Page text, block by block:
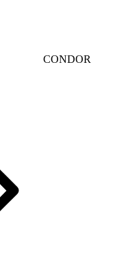
CONDOR